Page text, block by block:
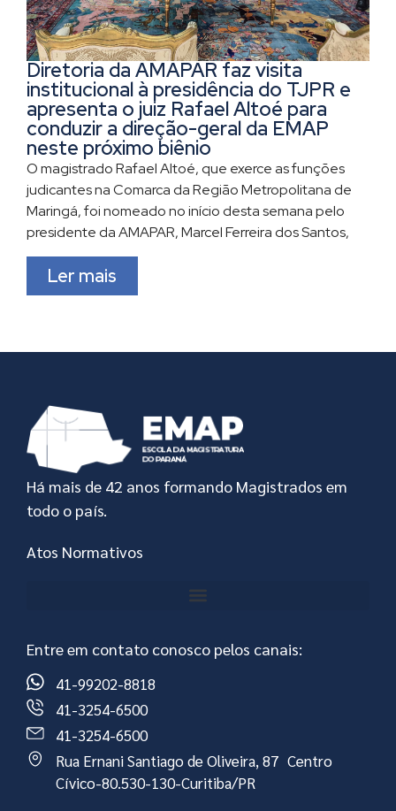
Diretoria da AMAPAR faz visita
institucional à presidência do TJPR e
apresenta o juiz Rafael Altoé para
conduzir a direção-geral da EMAP
neste próximo biênio
O magistrado Rafael Altoé, que exerce as funções
judicantes na Comarca da Região Metropolitana de
Maringá, foi nomeado no início desta semana pelo
presidente da AMAPAR, Marcel Ferreira dos Santos,
Ler mais
Há mais de 42 anos formando Magistrados em
todo o país.
Atos Normativos
Entre em contato conosco pelos canais:
41-99202-8818
41-3254-6500
41-3254-6500
Rua Ernani Santiago de Oliveira, 87 Centro
Cívico-80.530-130-Curitiba/PR